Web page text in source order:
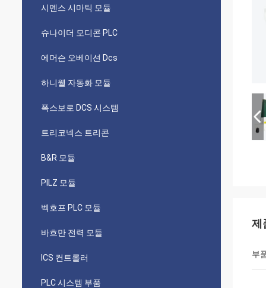
시멘스 시마틱 모듈
슈나이더 모디콘 PLC
에머슨 오베이션 Dcs
하니웰 자동화 모듈
폭스보로 DCS 시스템
트리코넥스 트리콘
B&R 모듈
PILZ 모듈
벡호프 PLC 모듈
바흐만 전력 모듈
ICS 컨트롤러
PLC 시스템 부품
제
부